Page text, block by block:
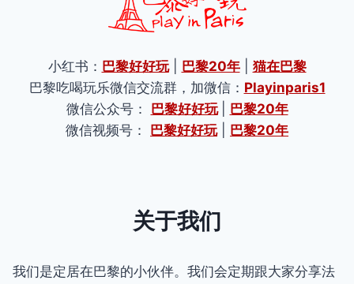
小红书： 巴黎好好玩| 巴黎20年| 猫在巴黎
巴黎吃喝玩乐微信交流群，加微信： Playinparis1
微信公众号： 巴黎好好玩
巴黎20年
微信视频号： 巴黎好好玩| 巴黎20年
关于我们
我们是定居在巴黎的小伙伴。我们会定期跟大家分享法